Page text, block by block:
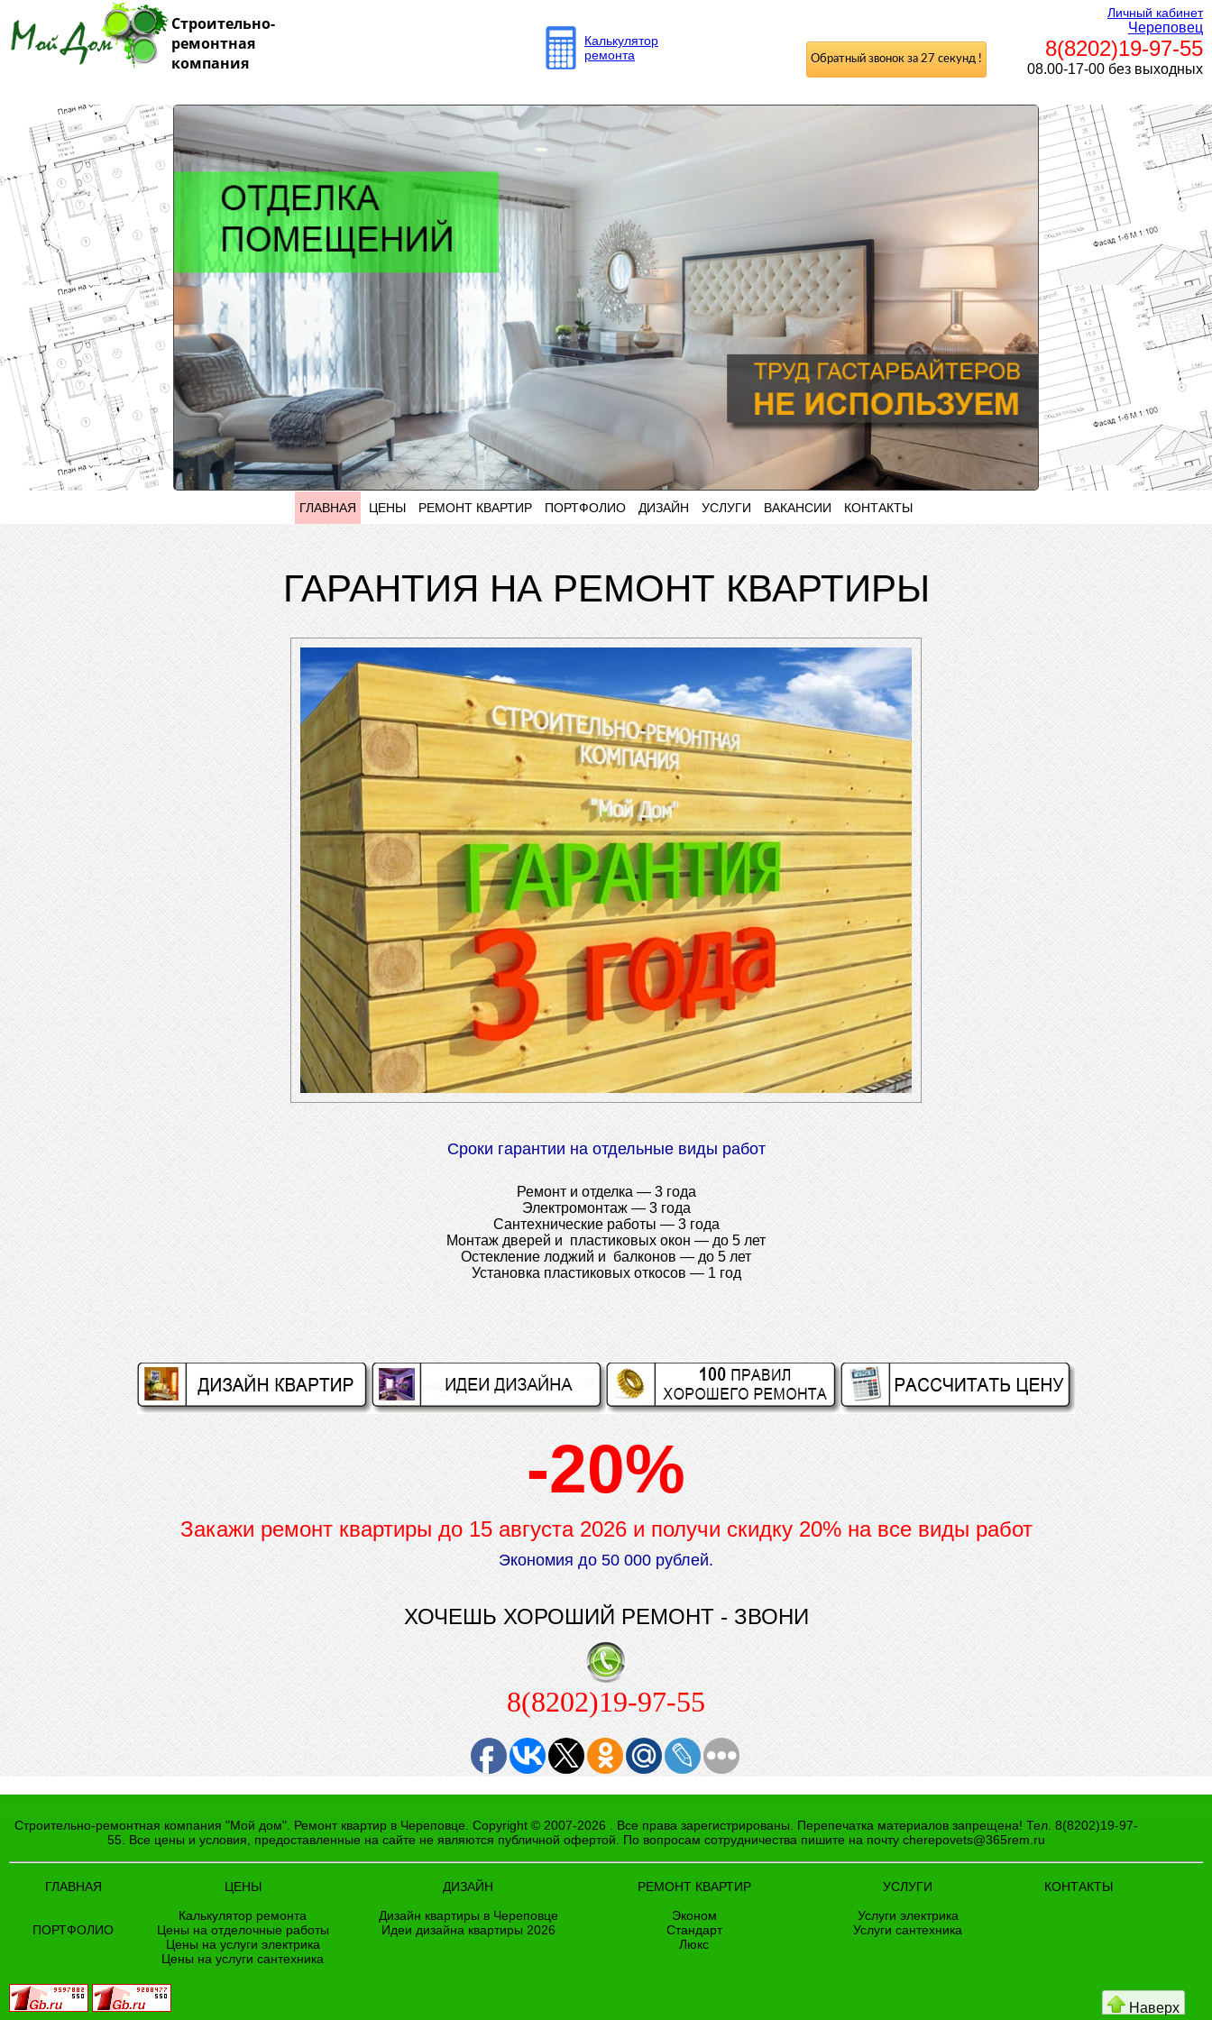
Строительно-
ремонтная
компания
Калькулятор
ремонта
Личный кабинет
Череповец
8(8202)19-97-55
08.00-17-00 без выходных
Обратный звонок за 27 секунд !
ГЛАВНАЯ ЦЕНЫ РЕМОНТ КВАРТИР ПОРТФОЛИО ДИЗАЙН УСЛУГИ ВАКАНСИИ КОНТАКТЫ
ГАРАНТИЯ НА РЕМОНТ КВАРТИРЫ
Сроки гарантии на отдельные виды работ
Ремонт и отделка — 3 года
Электромонтаж — 3 года
Сантехнические работы — 3 года
Монтаж дверей и пластиковых окон — до 5 лет
Остекление лоджий и балконов — до 5 лет
Установка пластиковых откосов — 1 год
-20%
Закажи ремонт квартиры до15 августа 2026 и получи скидку 20% на все виды работ
Экономия до 50 000 рублей.
ХОЧЕШЬ ХОРОШИЙ РЕМОНТ - ЗВОНИ
8(8202)19-97-55
Строительно-ремонтная компания "Мой дом". Ремонт квартир в Череповце. Copyright © 2007-2026 . Все права зарегистрированы. Перепечатка материалов запрещена! Тел. 8(8202)19-97-
55. Все цены и условия, предоставленные на сайте не являются публичной офертой. По вопросам сотрудничества пишите на почту cherepovets@365rem.ru
ГЛАВНАЯ
ПОРТФОЛИО
ЦЕНЫ
Калькулятор ремонта
Цены на отделочные работы
Цены на услуги электрика
Цены на услуги сантехника
ДИЗАЙН
Дизайн квартиры в Череповце
Идеи дизайна квартиры 2026
РЕМОНТ КВАРТИР
Эконом
Стандарт
Люкс
УСЛУГИ
Услуги электрика
Услуги сантехника
КОНТАКТЫ
Наверх